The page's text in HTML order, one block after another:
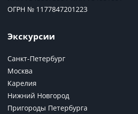
ОГРН № 1177847201223
Экскурсии
Санкт-Петербург
Москва
Карелия
Нижний Новгород
Пригороды Петербурга